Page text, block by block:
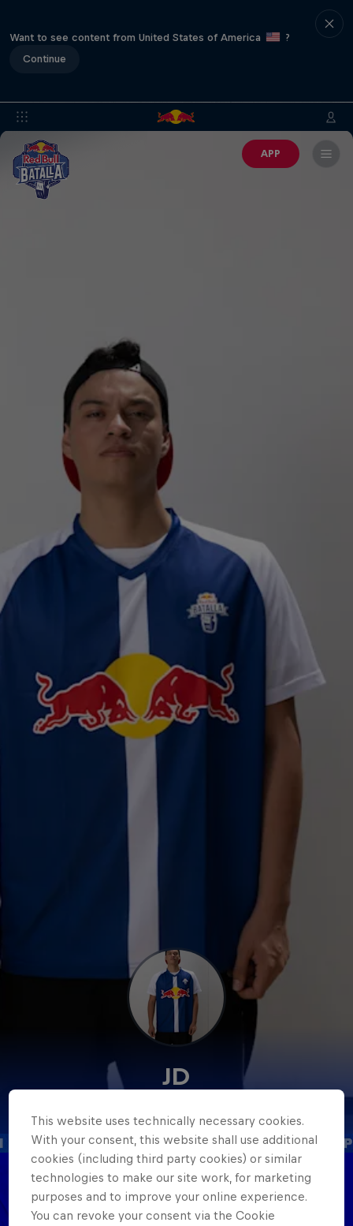
Want to see content from United States of America
?
Continue
APP
JD
Date of birth
14 December 2000
This website uses technically necessary cookies.
With your consent, this website shall use additional
cookies (including third party cookies) or similar
technologies to make our site work, for marketing
purposes and to improve your online experience.
You can revoke your consent via the Cookie